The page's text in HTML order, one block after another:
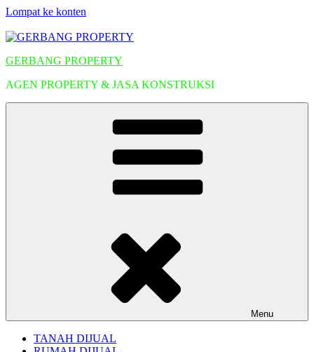
Lompat ke konten
GERBANG PROPERTY
AGEN PROPERTY & JASA KONSTRUKSI
Menu
TANAH DIJUAL